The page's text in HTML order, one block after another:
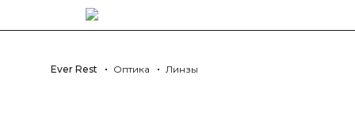
Ever Rest Оптика Линзы